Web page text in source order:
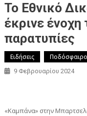
Το Εθνικό
έκρινε
παρατυπίες
Ειδήσεις Ποδόσφαιρο
9 Φεβρουαρίου 2024
«Καμπάνα» στην